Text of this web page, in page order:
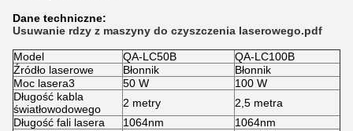
Dane techniczne:
Usuwanie rdzy z maszyny do czyszczenia laserowego.pdf
Model QA-LC50B
QA-LC100B
Źródło laserowe
Błonnik
Błonnik
Moc lasera3
50 W
100 W
Długość kabla
światłowodowego
2 metry
2,5 metra
Długość fali lasera
1064nm
1064nm